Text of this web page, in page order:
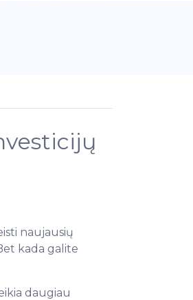
naujausių
kada galite
daugiau